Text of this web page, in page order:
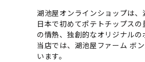
湖池屋オンラインショップは
日本で初めてポテトチップス
の情熱、独創的なオリジナルの
当店では、湖池屋ファーム ボ
います。